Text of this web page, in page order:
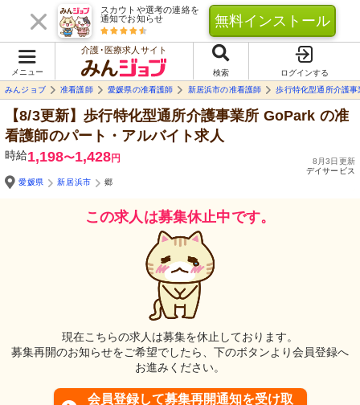
スカウトや選考の連絡を
通知でお知らせ
無料インストール
メニュー
介護･医療求人サイト
検索
ログインする
みんジョブ
准看護師 愛媛県の准看護師 新居浜市の准看護師 歩行特化型通所介護
【8/3更新】歩行特化型通所介護事業所 GoPark の准
看護師のパート・アルバイト求人
時給1,198〜1,428円
8月3日更新
デイサービス
愛媛県
新居浜市 郷
この求人は募集休止中です。
現在こちらの求人は募集を休止しております。
募集再開のお知らせをご希望でしたら、下のボタンより会員登録へ
お進みください。
会員登録して募集再開通知を受け取